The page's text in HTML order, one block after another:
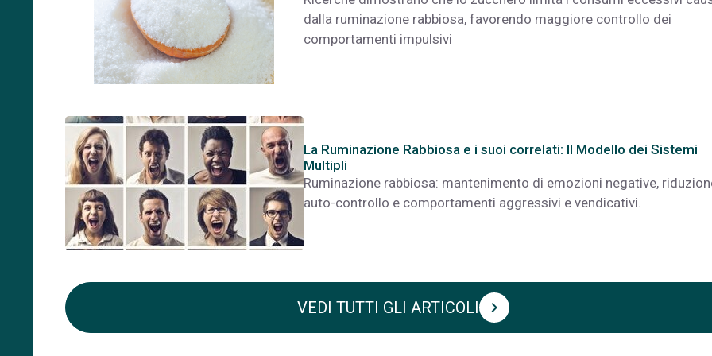
dalla ruminazione rabbiosa, favorendo maggiore controllo dei
comportamenti impulsivi
La Ruminazione Rabbiosa e i suoi correlati: Il Modello dei Sistemi
Multipli
Ruminazione rabbiosa: mantenimento di emozioni negative,
auto-controllo e comportamenti aggressivi e vendicativi.
VEDI TUTTI GLI ARTICOLI chevron_right